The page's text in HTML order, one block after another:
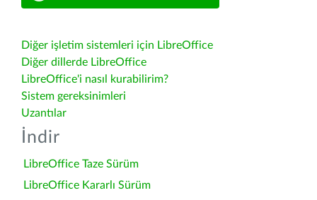
Diğer işletim sistemleri için LibreOffice
Diğer dillerde LibreOffice
LibreOffice'i nasıl kurabilirim?
Sistem gereksinimleri
Uzantılar
İndir
LibreOffice Taze Sürüm
LibreOffice Kararlı Sürüm